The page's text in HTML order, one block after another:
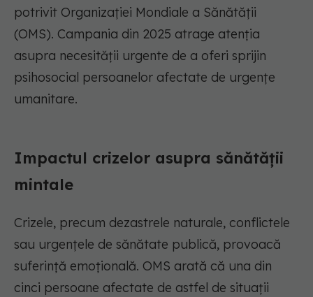
potrivit Organizației Mondiale a Sănătății
(OMS). Campania din 2025 atrage atenția
asupra necesității urgente de a oferi sprijin
psihosocial persoanelor afectate de urgențe
umanitare.
Impactul crizelor asupra sănătății
mintale
Crizele, precum dezastrele naturale, conflictele
sau urgențele de sănătate publică, provoacă
suferință emoțională. OMS arată că una din
cinci persoane afectate de astfel de situații